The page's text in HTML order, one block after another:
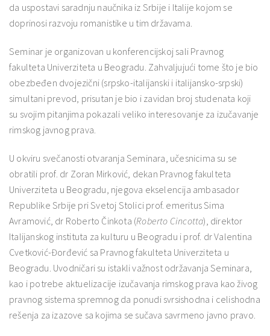
da uspostavi saradnju naučnika iz Srbije i Italije kojom se
doprinosi razvoju romanistike u tim državama.
Seminar je organizovan u konferencijskoj sali Pravnog
fakulteta Univerziteta u Beogradu. Zahvaljujući tome što je bio
obezbeđen dvojezični (srpsko-italijanski i italijansko-srpski)
simultani prevod, prisutan je bio i zavidan broj studenata koji
su svojim pitanjima pokazali veliko interesovanje za izučavanje
rimskog javnog prava.
U okviru svečanosti otvaranja Seminara, učesnicima su se
obratili prof. dr Zoran Mirković, dekan Pravnog fakulteta
Univerziteta u Beogradu, njegova ekselencija ambasador
Republike Srbije pri Svetoj Stolici prof. emeritus Sima
Avramović, dr Roberto Činkota (Roberto Cincotta), direktor
Italijanskog instituta za kulturu u Beogradu i prof. dr Valentina
Cvetković-Đorđević sa Pravnog fakulteta Univerziteta u
Beogradu. Uvodničari su istakli važnost održavanja Seminara,
kao i potrebe aktuelizacije izučavanja rimskog prava kao živog
pravnog sistema spremnog da ponudi svrsishodna i celishodna
rešenja za izazove sa kojima se sučava savrmeno javno pravo.